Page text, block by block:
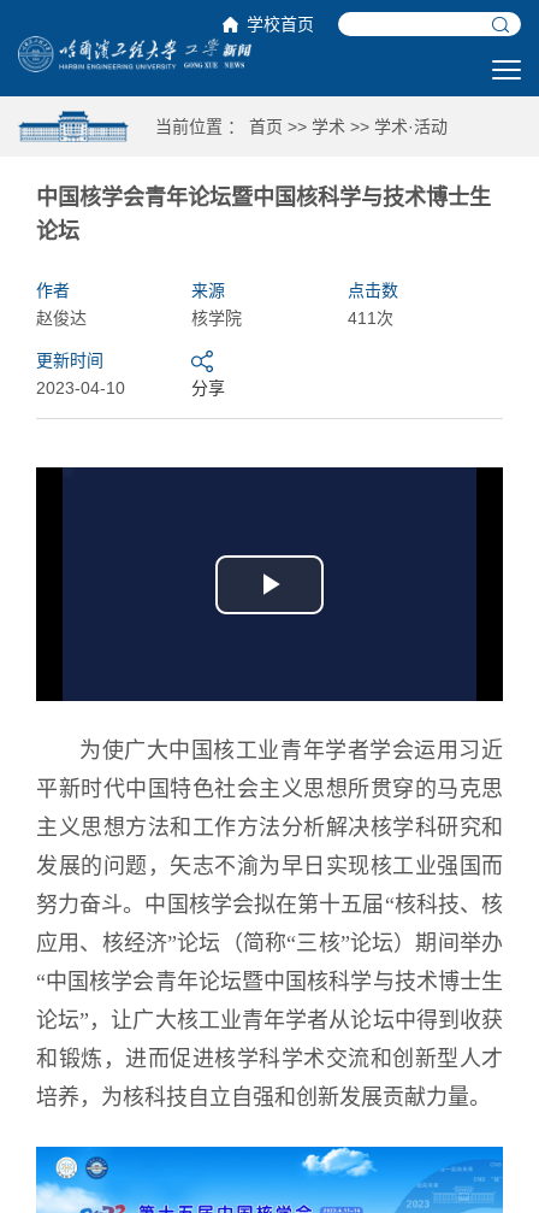
学校首页
当前位置 ： 首页 >> 学术 >> 学术·活动
中国核学会青年论坛暨中国核科学与技术博士生
论坛
作者
赵俊达
来源
核学院
点击数
411次
更新时间
2023-04-10
分享
Play
为使广大中国核工业青年学者学会运用习近
平新时代中国特色社会主义思想所贯穿的马克思
主义思想方法和工作方法分析解决核学科研究和
发展的问题，矢志不渝为早日实现核工业强国而
努力奋斗。中国核学会拟在第十五届“核科技、核
应用、核经济”论坛（简称“三核”论坛）期间举办
“中国核学会青年论坛暨中国核科学与技术博士生
论坛”，让广大核工业青年学者从论坛中得到收获
和锻炼，进而促进核学科学术交流和创新型人才
培养，为核科技自立自强和创新发展贡献力量。